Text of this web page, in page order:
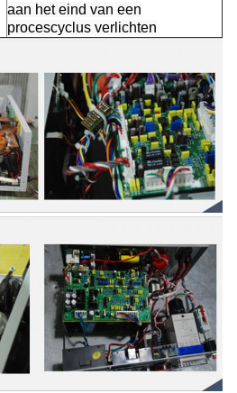
aan het eind van een
procescyclus verlichten